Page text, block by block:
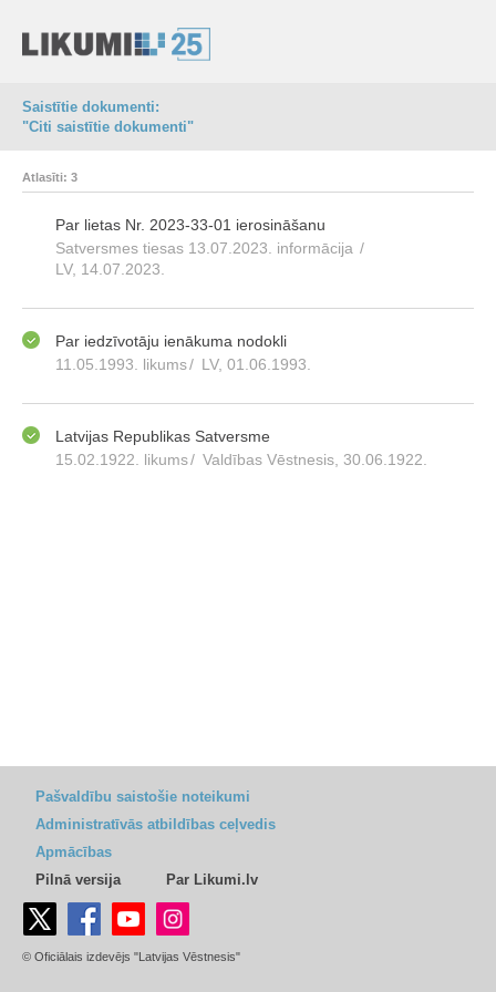
Saistītie dokumenti:
"Citi saistītie dokumenti"
Atlasīti: 3
Par lietas Nr. 2023-33-01 ierosināšanu
Satversmes tiesas 13.07.2023. informācija /
LV, 14.07.2023.
Par iedzīvotāju ienākuma nodokli
11.05.1993. likums/ LV, 01.06.1993.
Latvijas Republikas Satversme
15.02.1922. likums/ Valdības Vēstnesis, 30.06.1922.
Pašvaldību saistošie noteikumi
Administratīvās atbildības ceļvedis
Apmācības
Pilnā versija
Par Likumi.lv
© Oficiālais izdevējs "Latvijas Vēstnesis"